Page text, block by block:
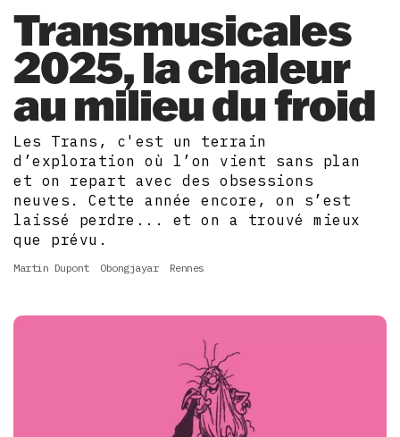
Transmusicales
2025, la chaleur
au milieu du froid
Les Trans, c'est un terrain
d’exploration où l’on vient sans plan
et on repart avec des obsessions
neuves. Cette année encore, on s’est
laissé perdre... et on a trouvé mieux
que prévu.
Martin Dupont Obongjayar Rennes